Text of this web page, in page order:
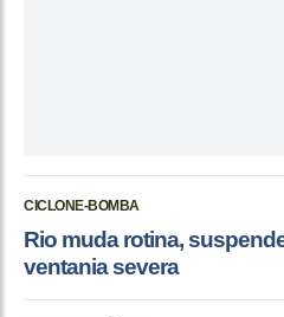
CICLONE-BOMBA
Rio muda rotina,
ventania severa